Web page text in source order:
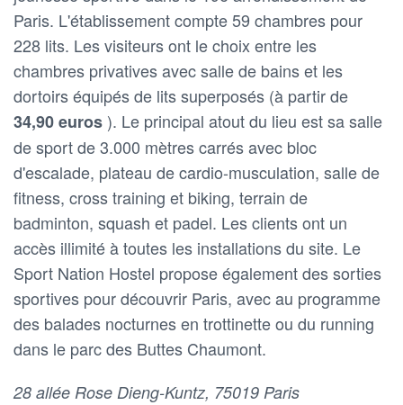
Paris. L'établissement compte 59 chambres pour
228 lits. Les visiteurs ont le choix entre les
chambres privatives avec salle de bains et les
dortoirs équipés de lits superposés (à partir de
34,90 euros ). Le principal atout du lieu est sa salle
de sport de 3.000 mètres carrés avec bloc
d'escalade, plateau de cardio-musculation, salle de
fitness, cross training et biking, terrain de
badminton, squash et padel. Les clients ont un
accès illimité à toutes les installations du site. Le
Sport Nation Hostel propose également des sorties
sportives pour découvrir Paris, avec au programme
des balades nocturnes en trottinette ou du running
dans le parc des Buttes Chaumont.
28 allée Rose Dieng-Kuntz, 75019 Paris